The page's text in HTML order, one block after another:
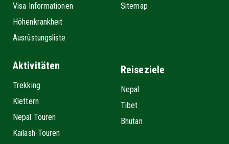
Visa Informationen
Höhenkrankheit
Ausrüstungsliste
Sitemap
Aktivitäten
Trekking
Klettern
Nepal Touren
Kailash-Touren
Reiseziele
Nepal
Tibet
Bhutan